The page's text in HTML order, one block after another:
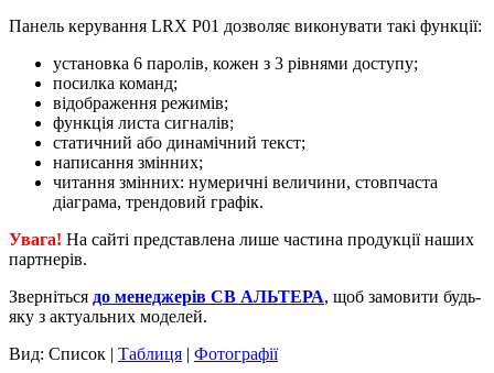
Панель керування LRX P01 дозволяє виконувати такі функції:
установка 6 паролів, кожен з 3 рівнями доступу;
посилка команд;
відображення режимів;
функція листа сигналів;
статичний або динамічний текст;
написання змінних;
читання змінних: нумеричні величини, стовпчаста
діаграма, трендовий графік.
Увага! На сайті представлена лише частина продукції наших
партнерів.
Зверніться до менеджерів СВ АЛЬТЕРА, щоб замовити будь-
яку з актуальних моделей.
Вид: Список | Таблиця | Фотографії